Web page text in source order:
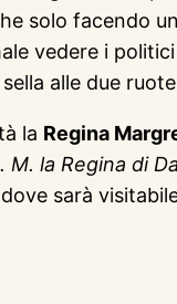
solo facendo
vedere i
alle due
la Regina
la Regina di
sarà